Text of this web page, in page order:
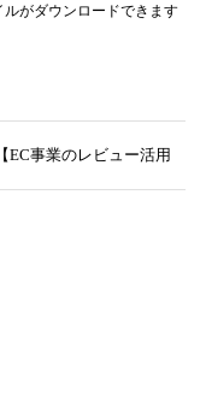
がダウンロードできます
【EC事業のレビュー活用、